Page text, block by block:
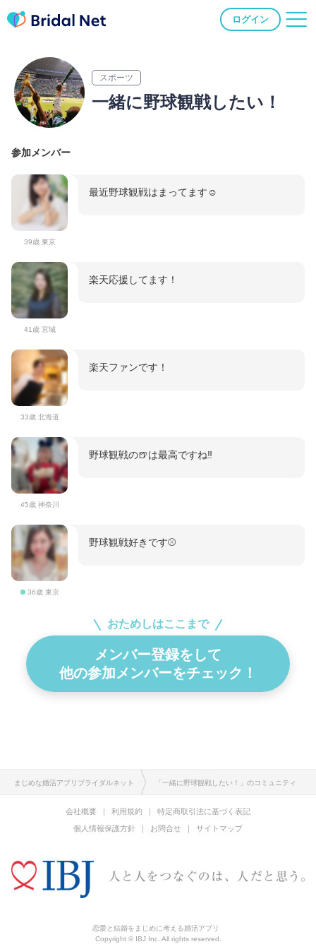
ログイン
スポーツ
一緒に野球観戦したい！
参加メンバー
39歳 東京
最近野球観戦はまってます☺️
41歳 宮城
楽天応援してます！
33歳 北海道
楽天ファンです！
45歳 神奈川
野球観戦の🍺は最高ですね‼️
36歳 東京
野球観戦好きです⚾️
おためしはここまで
メンバー登録をして
他の参加メンバーをチェック！
まじめな婚活アプリブライダルネット 「一緒に野球観戦したい！」のコミュニティ
会社概要 利用規約
特定商取引法に基づく表記
個人情報保護方針
お問合せ サイトマップ
恋愛と結婚をまじめに考える婚活アプリ
Copyright © IBJ Inc. All rights reserved.